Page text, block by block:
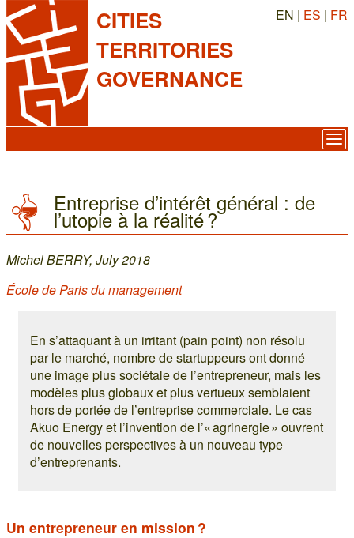
CITIES
TERRITORIES
GOVERNANCE
EN | ES | FR
Entreprise d’intérêt général : de
l’utopie à la réalité ?
Michel BERRY, July 2018
École de Paris du management
En s’attaquant à un irritant (pain point) non résolu
par le marché, nombre de startuppeurs ont donné
une image plus sociétale de l’entrepreneur, mais les
modèles plus globaux et plus vertueux semblaient
hors de portée de l’entreprise commerciale. Le cas
Akuo Energy et l’invention de l’« agrinergie » ouvrent
de nouvelles perspectives à un nouveau type
d’entreprenants.
Un entrepreneur en mission ?